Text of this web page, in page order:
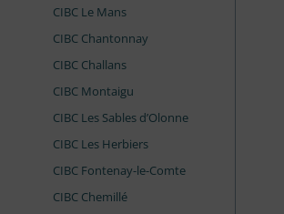
CIBC Le Mans
CIBC Chantonnay
CIBC Challans
CIBC Montaigu
CIBC Les Sables d’Olonne
CIBC Les Herbiers
CIBC Fontenay-le-Comte
CIBC Chemillé